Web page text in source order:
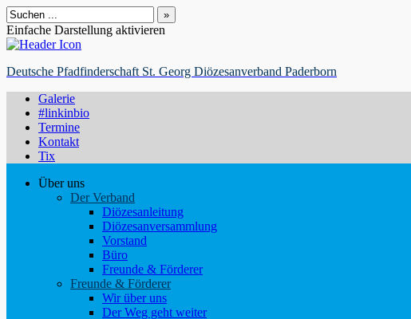
Suchen
nach:
Einfache Darstellung aktivieren
Deutsche Pfadfinderschaft St. Georg Diözesanverband Paderborn
Galerie
#linkinbio
Termine
Kontakt
Tix
Über uns
Der Verband
Diözesanleitung
Diözesanversammlung
Vorstand
Büro
Freunde & Förderer
Freunde & Förderer
Wir über uns
Der Weg geht weiter